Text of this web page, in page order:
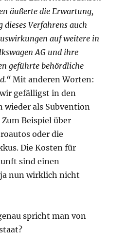
äußerte die Erwartung,
dieses Verfahrens auch
auf weitere in
AG und ihre
geführte behördliche
Mit anderen Worten:
gefälligst in den
wieder als Subvention
Beispiel über
oder die
Die Kosten für
sind einen
nun wirklich nicht
spricht man von